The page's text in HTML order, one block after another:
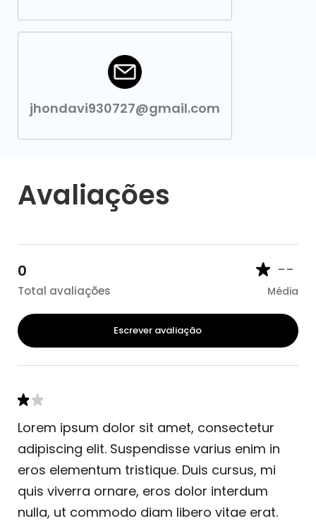
jhondavi930727@gmail.com
Avaliações
0
Total avaliações
--
Média
Escrever avaliação
Lorem ipsum dolor sit amet, consectetur
adipiscing elit. Suspendisse varius enim in
eros elementum tristique. Duis cursus, mi
quis viverra ornare, eros dolor interdum
nulla, ut commodo diam libero vitae erat.